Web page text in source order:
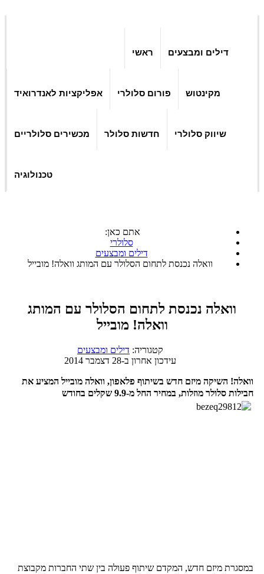
ראשי דילים ומבצעים
אפליקציות לאנדרואיד פורום סלולרי מקינטוש
מכשירים סלולריים חדשות סלולר שיווק סלולרי
טכנולוגיה
אתם כאן:
סלולרי
דילים ומבצעים
וואלה נכנסת לתחום הסלולר עם המותג וואלה! מובייל
וואלה נכנסת לתחום הסלולר עם המותג
וואלה! מובייל
קטגוריה: דילים ומבצעים
עידכון אחרון ב-28 דצמבר 2014
וואלה! השיקה מיזם חדש בשיתוף פלאפון, וואלה מובייל המציע את
חבילות סלולר מוזלות, במחיר החל מ-9.9 שקלים בחודש
במסגרת מיזם חדש, המקדם שיתוף פעולה בין שתי החברות מקבוצת